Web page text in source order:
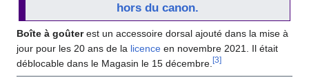
hors du canon.
Boîte à goûterest un accessoire dorsal ajouté dans la mise à
jour pour les 20 ans de la licence en novembre 2021. Il était
déblocable dans le Magasin le 15 décembre. [3]